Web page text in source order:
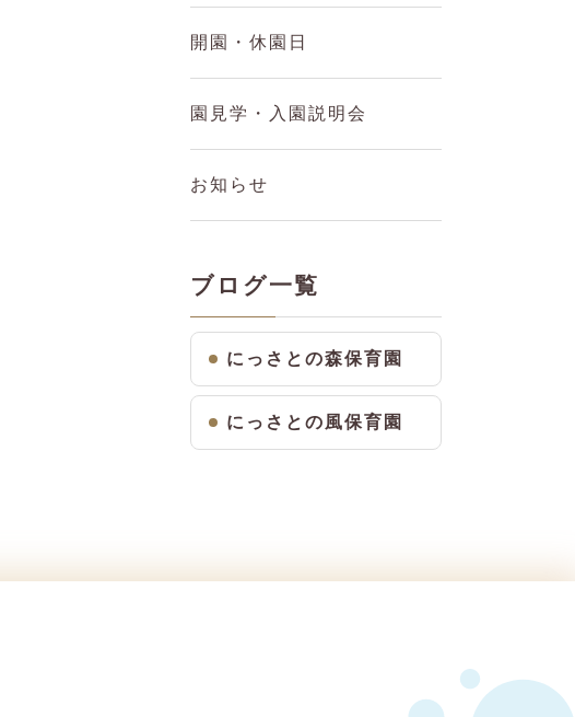
開園・休園日
園見学・入園説明会
お知らせ
ブログ一覧
にっさとの森保育園
にっさとの風保育園